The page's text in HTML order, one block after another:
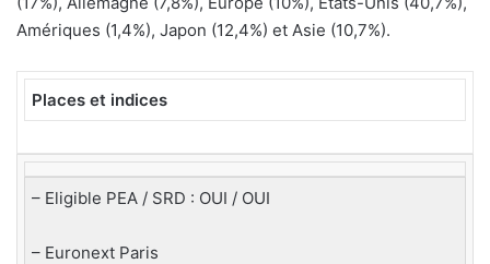
Amériques (1,4%), Japon (12,4%) et Asie (10,7%).
Places et indices
– Eligible PEA / SRD : OUI / OUI
– Euronext Paris